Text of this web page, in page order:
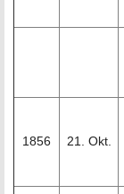
1856 21. Okt.